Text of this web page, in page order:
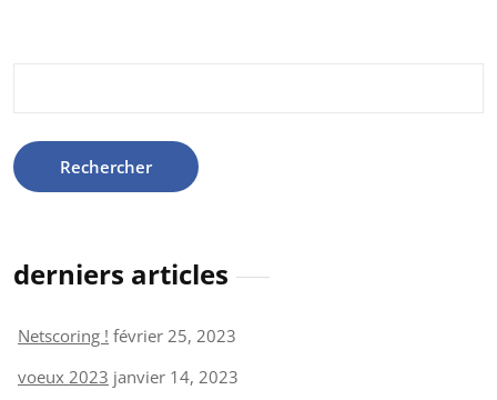
derniers articles
Netscoring ! février 25, 2023
voeux 2023 janvier 14, 2023